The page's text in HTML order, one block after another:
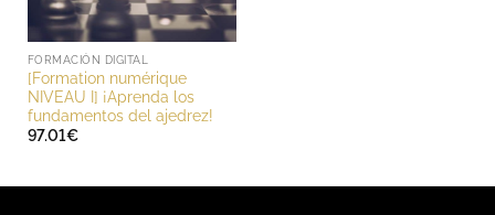
FORMACIÓN DIGITAL
[Formation numérique
NIVEAU I] ¡Aprenda los
fundamentos del ajedrez!
97.01€